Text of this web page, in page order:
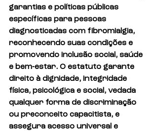
garantias e políticas públicas
específicas para pessoas
diagnosticadas com fibromialgia,
reconhecendo suas condições e
promovendo inclusão social, saúde
e bem-estar. O estatuto garante
direito à dignidade, integridade
física, psicológica e social, vedada
qualquer forma de discriminação
ou preconceito capacitista, e
assegura acesso universal e